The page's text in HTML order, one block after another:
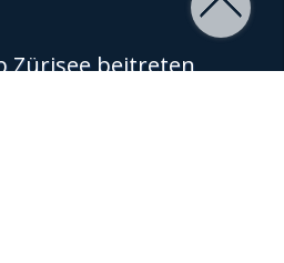
Zürisee beitreten